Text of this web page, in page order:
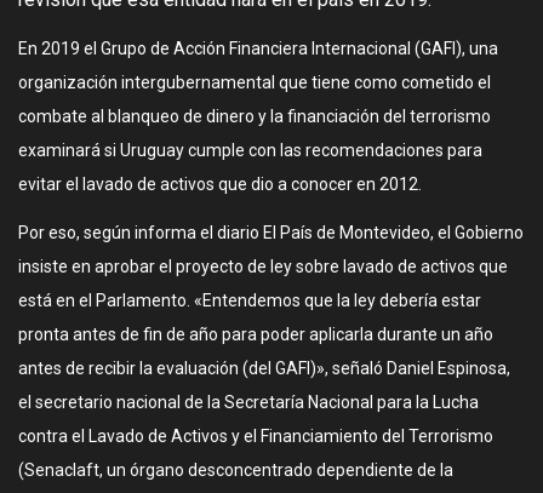
En 2019 el Grupo de Acción Financiera Internacional (GAFI), una
organización intergubernamental que tiene como cometido el
combate al blanqueo de dinero y la financiación del terrorismo
examinará si Uruguay cumple con las recomendaciones para
evitar el lavado de activos que dio a conocer en 2012.
Por eso, según informa el diario El País de Montevideo, el Gobierno
insiste en aprobar el proyecto de ley sobre lavado de activos que
está en el Parlamento. «Entendemos que la ley debería estar
pronta antes de fin de año para poder aplicarla durante un año
antes de recibir la evaluación (del GAFI)», señaló Daniel Espinosa,
el secretario nacional de la Secretaría Nacional para la Lucha
contra el Lavado de Activos y el Financiamiento del Terrorismo
(Senaclaft, un órgano desconcentrado dependiente de la